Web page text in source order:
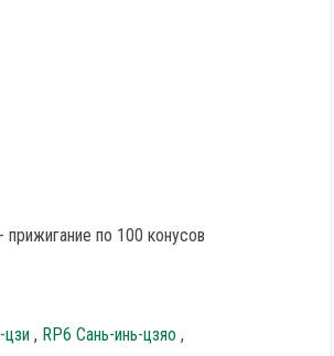
прижигание по 100 конусов
цзи , RP6 Сань-инь-цзяо ,